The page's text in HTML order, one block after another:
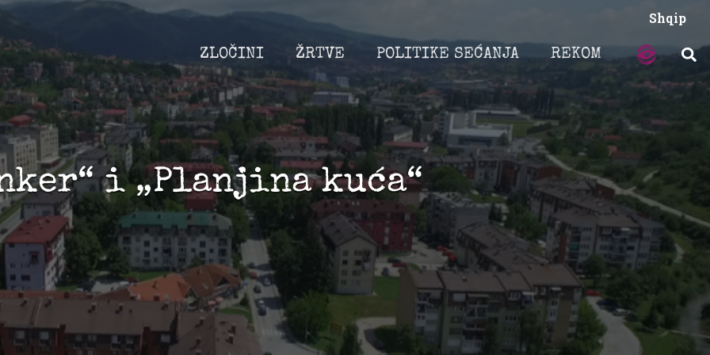
Shqip
ZLOČINI ŽRTVE POLITIKE SEĆANJA REKOM
i „Planjina kuća“